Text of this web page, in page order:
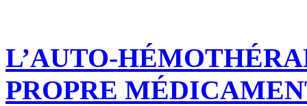
L’AUTO-
PROPRE